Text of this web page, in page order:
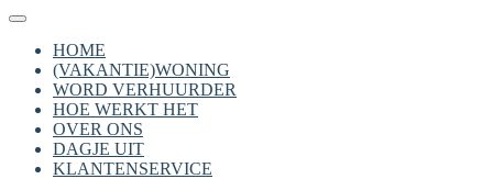
HOME
(VAKANTIE)WONING
WORD VERHUURDER
HOE WERKT HET
OVER ONS
DAGJE UIT
KLANTENSERVICE